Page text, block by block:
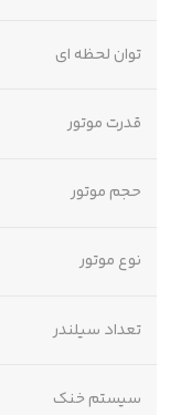
توان لحظه ای
قدرت موتور
حجم موتور
نوع موتور
تعداد سیلندر
سیستم خنک